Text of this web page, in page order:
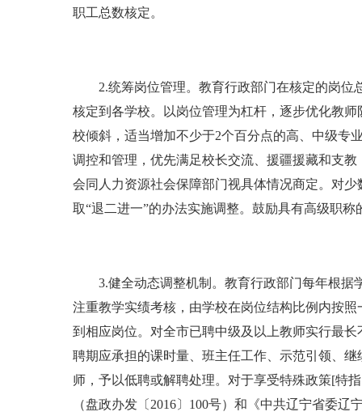
职工总数核定。
2.统筹岗位管理。教育行政部门在核定的岗位
核定到各学校。以岗位管理为杠杆，逐步优化教
校倾斜，适当增加不少于2个百分点的高、中级专
调控和管理，优先满足校长交流、援疆援藏和支
会同人力资源社会保障部门视具体情况商定。对
取“退二进一”的办法实施调整。鼓励具有高级职
3.健全动态调整机制。教育行政部门每年根据
注重教学实绩考核，由学校在岗位结构比例内按
到相应岗位。对全市已聘中级及以上教师实行最
聘期应承担的课时量、班主任工作、示范引领、
师，予以低聘或解聘处理。对于享受特殊政策[特
（盘政办发〔2016〕100号）和《中共辽宁省委